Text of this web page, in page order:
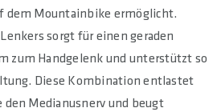
dem Mountainbike ermöglicht.
Lenkers sorgt für einen geraden
zum Handgelenk und unterstützt so
Diese Kombination entlastet
Medianusnerv und beugt